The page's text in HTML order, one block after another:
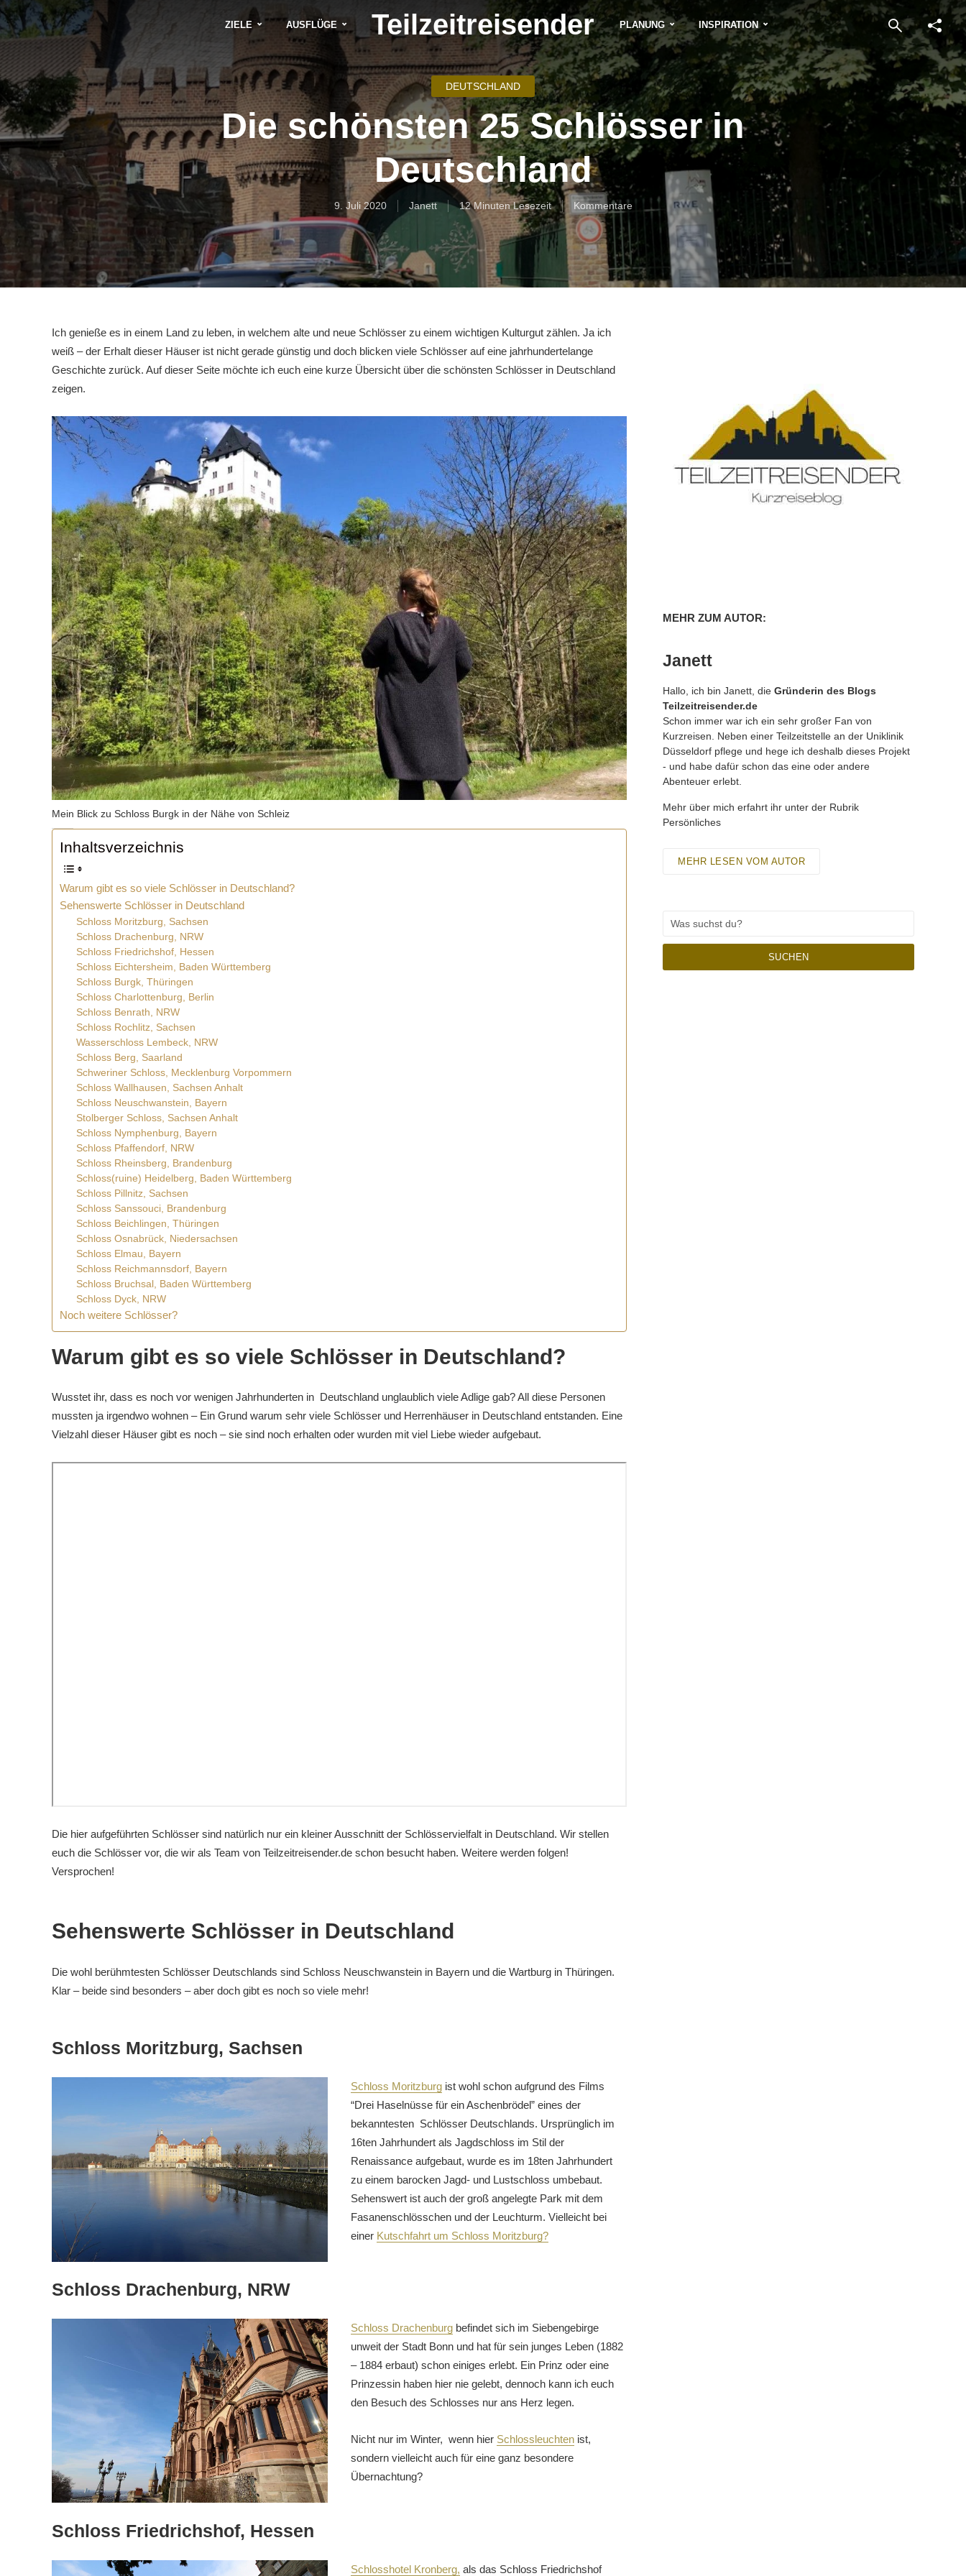
ZIELE AUSFLÜGE Teilzeitreisender PLANUNG INSPIRATION
DEUTSCHLAND
Die schönsten 25 Schlösser in
Deutschland
9. Juli 2020 Janett 12 Minuten Lesezeit Kommentare
Ich genieße es in einem Land zu leben, in welchem alte und neue Schlösser zu einem wichtigen Kulturgut zählen. Ja ich
weiß – der Erhalt dieser Häuser ist nicht gerade günstig und doch blicken viele Schlösser auf eine jahrhundertelange
Geschichte zurück. Auf dieser Seite möchte ich euch eine kurze Übersicht über die schönsten Schlösser in Deutschland
zeigen.
Mein Blick zu Schloss Burgk in der Nähe von Schleiz
Inhaltsverzeichnis
Warum gibt es so viele Schlösser in Deutschland?
Sehenswerte Schlösser in Deutschland
Schloss Moritzburg, Sachsen
Schloss Drachenburg, NRW
Schloss Friedrichshof, Hessen
Schloss Eichtersheim, Baden Württemberg
Schloss Burgk, Thüringen
Schloss Charlottenburg, Berlin
Schloss Benrath, NRW
Schloss Rochlitz, Sachsen
Wasserschloss Lembeck, NRW
Schloss Berg, Saarland
Schweriner Schloss, Mecklenburg Vorpommern
Schloss Wallhausen, Sachsen Anhalt
Schloss Neuschwanstein, Bayern
Stolberger Schloss, Sachsen Anhalt
Schloss Nymphenburg, Bayern
Schloss Pfaffendorf, NRW
Schloss Rheinsberg, Brandenburg
Schloss(ruine) Heidelberg, Baden Württemberg
Schloss Pillnitz, Sachsen
Schloss Sanssouci, Brandenburg
Schloss Beichlingen, Thüringen
Schloss Osnabrück, Niedersachsen
Schloss Elmau, Bayern
Schloss Reichmannsdorf, Bayern
Schloss Bruchsal, Baden Württemberg
Schloss Dyck, NRW
Noch weitere Schlösser?
Warum gibt es so viele Schlösser in Deutschland?
Wusstet ihr, dass es noch vor wenigen Jahrhunderten in Deutschland unglaublich viele Adlige gab? All diese Personen
mussten ja irgendwo wohnen – Ein Grund warum sehr viele Schlösser und Herrenhäuser in Deutschland entstanden. Eine
Vielzahl dieser Häuser gibt es noch – sie sind noch erhalten oder wurden mit viel Liebe wieder aufgebaut.
Die hier aufgeführten Schlösser sind natürlich nur ein kleiner Ausschnitt der Schlösservielfalt in Deutschland. Wir stellen
euch die Schlösser vor, die wir als Team von Teilzeitreisender.de schon besucht haben. Weitere werden folgen!
Versprochen!
Sehenswerte Schlösser in Deutschland
Die wohl berühmtesten Schlösser Deutschlands sind Schloss Neuschwanstein in Bayern und die Wartburg in Thüringen.
Klar – beide sind besonders – aber doch gibt es noch so viele mehr!
Schloss Moritzburg, Sachsen
Schloss Moritzburg ist wohl schon aufgrund des Films
“Drei Haselnüsse für ein Aschenbrödel” eines der
bekanntesten Schlösser Deutschlands. Ursprünglich im
16ten Jahrhundert als Jagdschloss im Stil der
Renaissance aufgebaut, wurde es im 18ten Jahrhundert
zu einem barocken Jagd- und Lustschloss umbebaut.
Sehenswert ist auch der groß angelegte Park mit dem
Fasanenschlösschen und der Leuchturm. Vielleicht bei
einer Kutschfahrt um Schloss Moritzburg?
Schloss Drachenburg, NRW
Schloss Drachenburg befindet sich im Siebengebirge
unweit der Stadt Bonn und hat für sein junges Leben (1882
– 1884 erbaut) schon einiges erlebt. Ein Prinz oder eine
Prinzessin haben hier nie gelebt, dennoch kann ich euch
den Besuch des Schlosses nur ans Herz legen.
Nicht nur im Winter, wenn hier Schlossleuchten ist,
sondern vielleicht auch für eine ganz besondere
Übernachtung?
Schloss Friedrichshof, Hessen
Schlosshotel Kronberg, als das Schloss Friedrichshof
MEHR ZUM AUTOR:
Janett
Hallo, ich bin Janett, die Gründerin des Blogs
Teilzeitreisender.de
Schon immer war ich ein sehr großer Fan von
Kurzreisen. Neben einer Teilzeitstelle an der Uniklinik
Düsseldorf pflege und hege ich deshalb dieses Projekt
- und habe dafür schon das eine oder andere
Abenteuer erlebt.
Mehr über mich erfahrt ihr unter der Rubrik
Persönliches
MEHR LESEN VOM AUTOR
SUCHEN